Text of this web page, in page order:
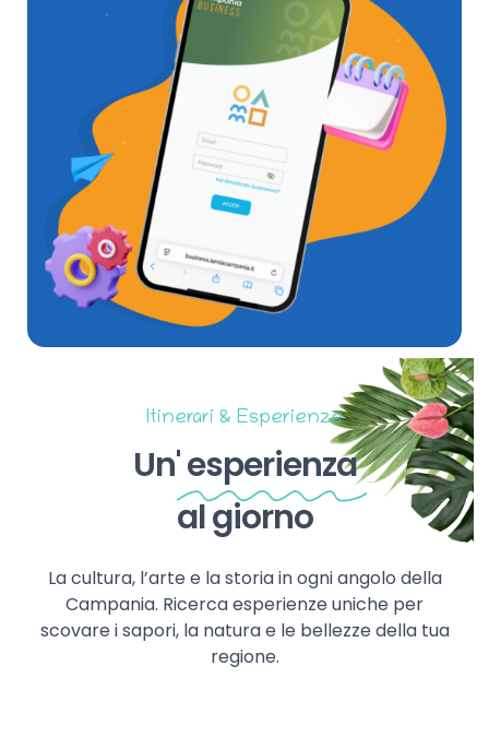
Itinerari & Esperienze
Un'esperienza
al giorno
La cultura, l’arte e la storia in ogni angolo della
Campania. Ricerca esperienze uniche per
scovare i sapori, la natura e le bellezze della tua
regione.